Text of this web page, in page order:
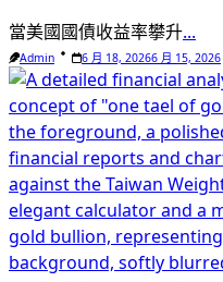
當美國國債收益率攀升...
Admin 6 月 18, 20266 月 15, 2026